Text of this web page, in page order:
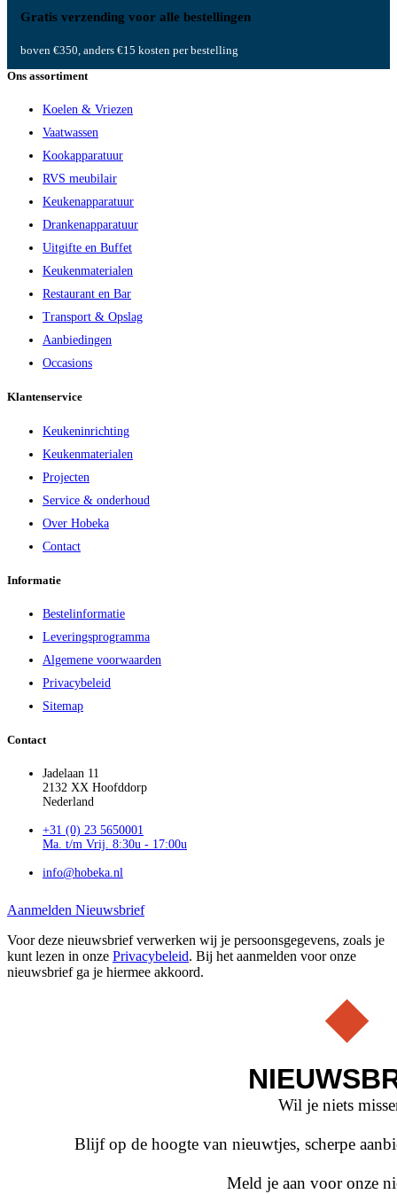
Gratis verzending voor alle bestellingen
boven €350, anders €15 kosten per bestelling
Ons assortiment
Koelen & Vriezen
Vaatwassen
Kookapparatuur
RVS meubilair
Keukenapparatuur
Drankenapparatuur
Uitgifte en Buffet
Keukenmaterialen
Restaurant en Bar
Transport & Opslag
Aanbiedingen
Occasions
Klantenservice
Keukeninrichting
Keukenmaterialen
Projecten
Service & onderhoud
Over Hobeka
Contact
Informatie
Bestelinformatie
Leveringsprogramma
Algemene voorwaarden
Privacybeleid
Sitemap
Contact
Jadelaan 11
2132 XX Hoofddorp
Nederland
+31 (0) 23 5650001
Ma. t/m Vrij. 8:30u - 17:00u
info@hobeka.nl
Aanmelden Nieuwsbrief
Voor deze nieuwsbrief verwerken wij je persoonsgegevens, zoals je
kunt lezen in onze Privacybeleid. Bij het aanmelden voor onze
nieuwsbrief ga je hiermee akkoord.
Wil je niets
Blijf op de hoogte van nieuwtjes, scherpe
Meld je aan voor onze